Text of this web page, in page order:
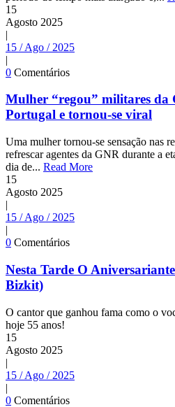
15
Agosto 2025
|
15 / Ago / 2025
|
0 Comentários
Mulher “regou” militares da
Portugal e tornou-se viral
Uma mulher tornou-se sensação nas
refrescar agentes da GNR durante a
dia de... Read More
15
Agosto 2025
|
15 / Ago / 2025
|
0 Comentários
Nesta Tarde O
Bizkit)
O cantor que ganhou fama como o
hoje 55 anos!
15
Agosto 2025
|
15 / Ago / 2025
|
0 Comentários